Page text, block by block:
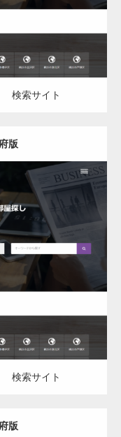
検索サイト
版
検索サイト
版